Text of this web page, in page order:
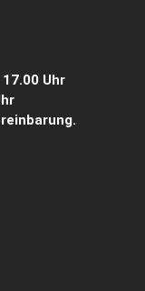
Uhr